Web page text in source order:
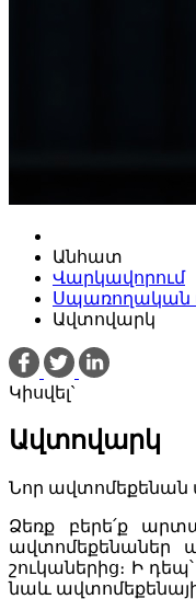
Անհատ
Վարկավորում
Սպառողական
Ավտովարկ
Կիսվել`
Ավտովարկ
Նոր ավտոմեքենան
Ձեռք բերե՛ք
ավտոմեքենաներ
շուկաներից։ Ի
նաև